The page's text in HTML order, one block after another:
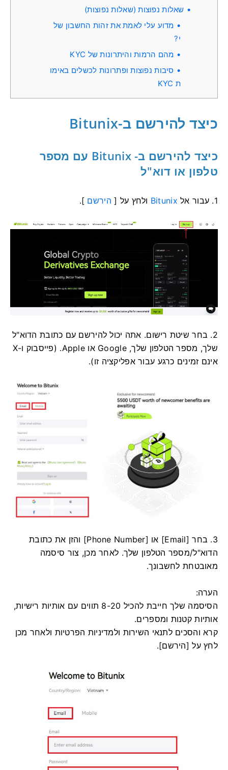
שאלות נפוצות (שאלות נפוצות)
מדוע עלי לאמת את זהות החשבון של
י?
מהם הרמות והיתרונות של KYC
סיבות נפוצות ופתרונות לכשלים באימו
ת KYC
כיצד להירשם ב-Bitunix
כיצד להירשם ב- Bitunix עם מספר
טלפון או דוא"ל
1. עבור אל Bitunix ולחץ על [ הירשם ].
2. בחר שיטת רישום.
אתה יכול להירשם עם כתובת הדוא"ל
שלך, מספר הטלפון שלך, Google או Apple.
(פייסבוק ו-X
אינם זמינים כרגע עבור אפליקציה זו).
3. בחר [Email] או [Phone Number] והזן את כתובת
הדוא"ל/מספר הטלפון שלך. לאחר מכן, צור סיסמה
מאובטחת לחשבונך.
הערה:
הסיסמה שלך חייבת להכיל 8-20 תווים עם אותיות רישיות,
אותיות קטנות ומספרים.
קרא והסכים לתנאי השירות ולמדיניות הפרטיות ולאחר מכן
לחץ על [הירשם].